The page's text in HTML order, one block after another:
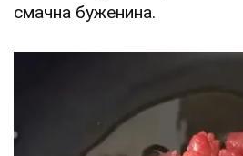
смачна буженина.